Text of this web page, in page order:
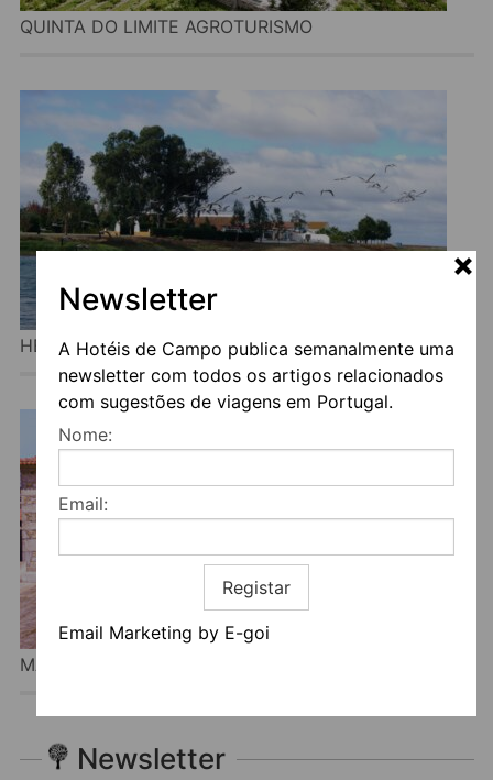
Newsletter
A Hotéis de Campo publica semanalmente uma
newsletter com todos os artigos relacionados
com sugestões de viagens em Portugal.
Nome:
Email:
Registar
Email Marketing by E-goi
QUINTA DO LIMITE AGROTURISMO
HERDADE DA DIABRÓRIA
MAIA DOS REIS HOTEL RURAL
Newsletter